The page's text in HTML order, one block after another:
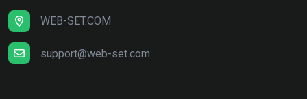
WEB-SET.COM
support@web-set.com